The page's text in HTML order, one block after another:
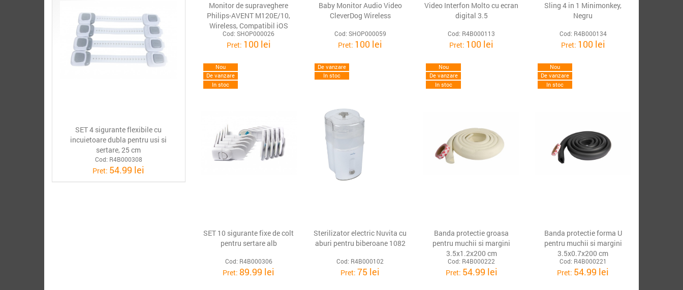
SET 4 sigurante flexibile cu
incuietoare dubla pentru usi si
sertare, 25 cm
Cod: R4B000308
Pret: 54.99 lei
Monitor de supraveghere
Philips-AVENT M120E/10,
Wireless, Compatibil iOS
Cod: SHOP000026
Pret: 100 lei
Baby Monitor Audio Video
CleverDog Wireless
Cod: SHOP000059
Pret: 100 lei
Video Interfon Molto cu ecran
digital 3.5
Cod: R4B000113
Pret: 100 lei
Sling 4 in 1 Minimonkey,
Negru
Cod: R4B000134
Pret: 100 lei
Nou
De vanzare
In stoc
SET 10 sigurante fixe de colt
pentru sertare alb
Cod: R4B000306
Pret: 89.99 lei
De vanzare
In stoc
Sterilizator electric Nuvita cu
aburi pentru biberoane 1082
Cod: R4B000102
Pret:75 lei
Nou
De vanzare
In stoc
Banda protectie groasa
pentru muchii si margini
3.5x1.2x200 cm
Cod: R4B000222
Pret: 54.99 lei
Nou
De vanzare
In stoc
Banda protectie forma U
pentru muchii si margini
3.5x0.7x200 cm
Cod: R4B000221
Pret: 54.99 lei